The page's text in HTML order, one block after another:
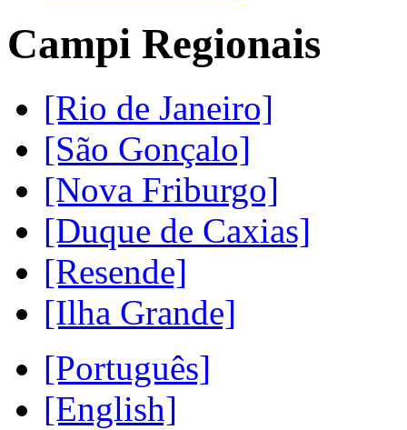
Campi Regionais
[Rio de Janeiro]
[São Gonçalo]
[Nova Friburgo]
[Duque de Caxias]
[Resende]
[Ilha Grande]
[Português]
[English]